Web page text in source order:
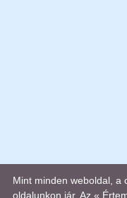
Mint minden weboldal, a
oldalunkon jár. Az «